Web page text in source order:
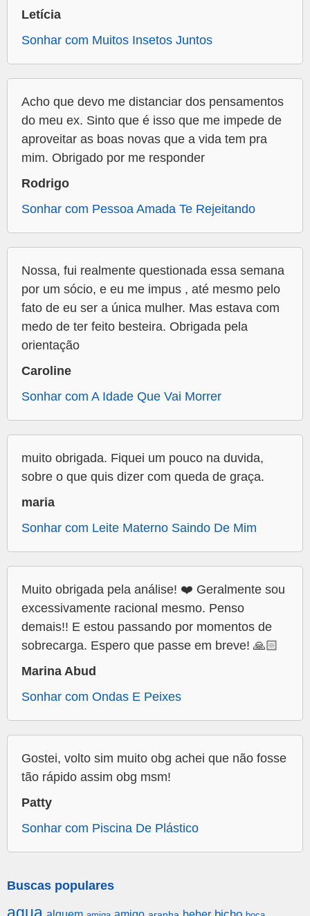
Letícia
Sonhar com Muitos Insetos Juntos
Acho que devo me distanciar dos pensamentos
do meu ex. Sinto que é isso que me impede de
aproveitar as boas novas que a vida tem pra
mim. Obrigado por me responder
Rodrigo
Sonhar com Pessoa Amada Te Rejeitando
Nossa, fui realmente questionada essa semana
por um sócio, e eu me impus , até mesmo pelo
fato de eu ser a única mulher. Mas estava com
medo de ter feito besteira. Obrigada pela
orientação
Caroline
Sonhar com A Idade Que Vai Morrer
muito obrigada. Fiquei um pouco na duvida,
sobre o que quis dizer com queda de graça.
maria
Sonhar com Leite Materno Saindo De Mim
Muito obrigada pela análise! ❤️ Geralmente sou
excessivamente racional mesmo. Penso
demais!! E estou passando por momentos de
sobrecarga. Espero que passe em breve! 🙏🏻
Marina Abud
Sonhar com Ondas E Peixes
Gostei, volto sim muito obg achei que não fosse
tão rápido assim obg msm!
Patty
Sonhar com Piscina De Plástico
Buscas populares